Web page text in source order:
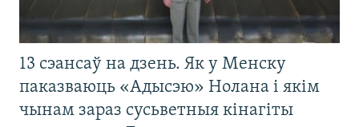
13 сэансаў на дзень. Як у Менску
паказваюць «Адысэю» Нолана і якім
чынам зараз сусьветныя кінагіты